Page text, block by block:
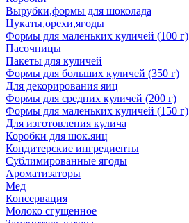
Вырубки,формы для шоколада
Цукаты,орехи,ягоды
Формы для маленьких куличей (100 г)
Пасочницы
Пакеты для куличей
Формы для больших куличей (350 г)
Для декорирования яиц
Формы для средних куличей (200 г)
Формы для маленьких куличей (150 г)
Для изготовления кулича
Коробки для шок.яиц
Кондитерские ингредиенты
Сублимированные ягоды
Ароматизаторы
Мед
Консервация
Молоко сгущенное